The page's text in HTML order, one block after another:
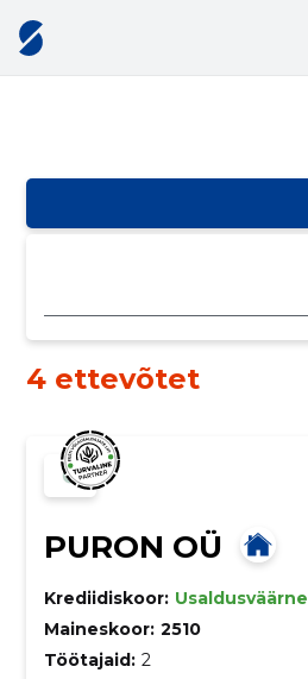
4 ettevõtet
PURON OÜ
Krediidiskoor: Usaldusväärne
Maineskoor: 2510
Töötajaid: 2